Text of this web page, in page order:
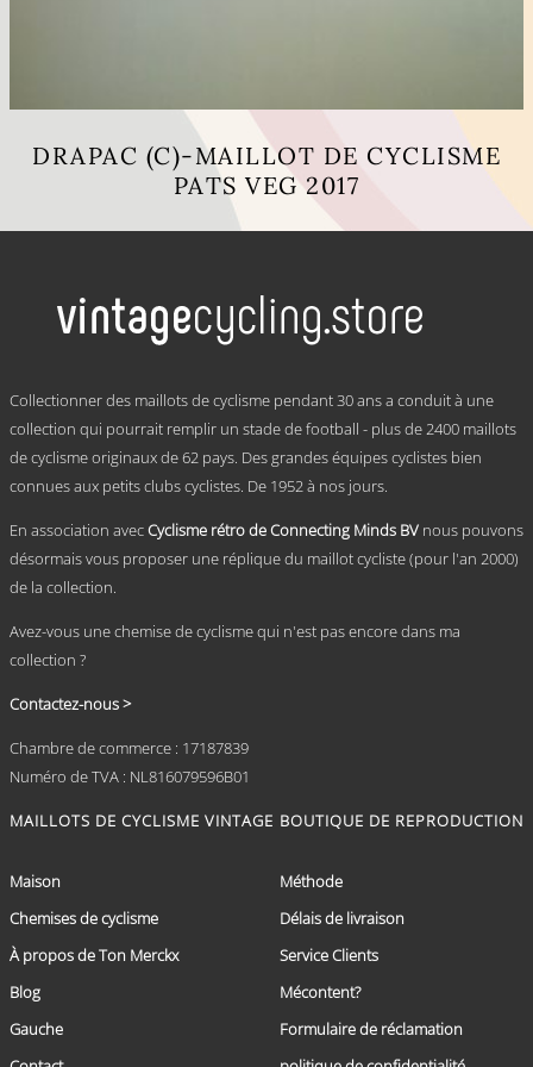
DRAPAC (C)-MAILLOT DE CYCLISME
PATS VEG 2017
variations.
options
choisies
sur
la
page
produit
Collectionner des maillots de cyclisme pendant 30 ans a conduit à une
collection qui pourrait remplir un stade de football - plus de 2400 maillots
de cyclisme originaux de 62 pays. Des grandes équipes cyclistes bien
connues aux petits clubs cyclistes. De 1952 à nos jours.
En association avecCyclisme rétro de Connecting Minds BV nous pouvons
désormais vous proposer une réplique du maillot cycliste (pour l'an 2000)
de la collection.
Avez-vous une chemise de cyclisme qui n'est pas encore dans ma
collection ?
Contactez-nous >
Chambre de commerce : 17187839
Numéro de TVA : NL816079596B01
MAILLOTS DE CYCLISME VINTAGE
Maison
Chemises de cyclisme
À propos de Ton Merckx
Blog
Gauche
BOUTIQUE DE REPRODUCTION
Méthode
Délais de livraison
Service Clients
Mécontent?
Formulaire de réclamation